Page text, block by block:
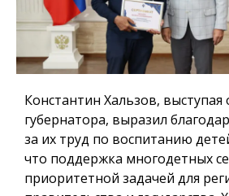
Константин Хальзов,
губернатора, выразил
за их труд по воспитанию
что поддержка многодетных
приоритетной задачей для